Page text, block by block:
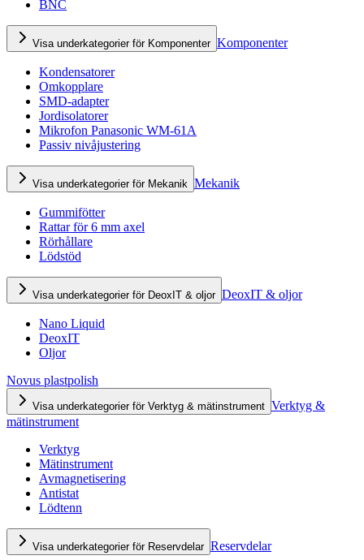
BNC
Visa underkategorier för Komponenter Komponenter
Kondensatorer
Omkopplare
SMD-adapter
Jordisolatorer
Mikrofon Panasonic WM-61A
Passiv nivåjustering
Visa underkategorier för Mekanik Mekanik
Gummifötter
Rattar för 6 mm axel
Rörhållare
Lödstöd
Visa underkategorier för DeoxIT & oljor DeoxIT & oljor
Nano Liquid
DeoxIT
Oljor
Novus plastpolish
Visa underkategorier för Verktyg & mätinstrument Verktyg &
mätinstrument
Verktyg
Mätinstrument
Avmagnetisering
Antistat
Lödtenn
Visa underkategorier för Reservdelar Reservdelar